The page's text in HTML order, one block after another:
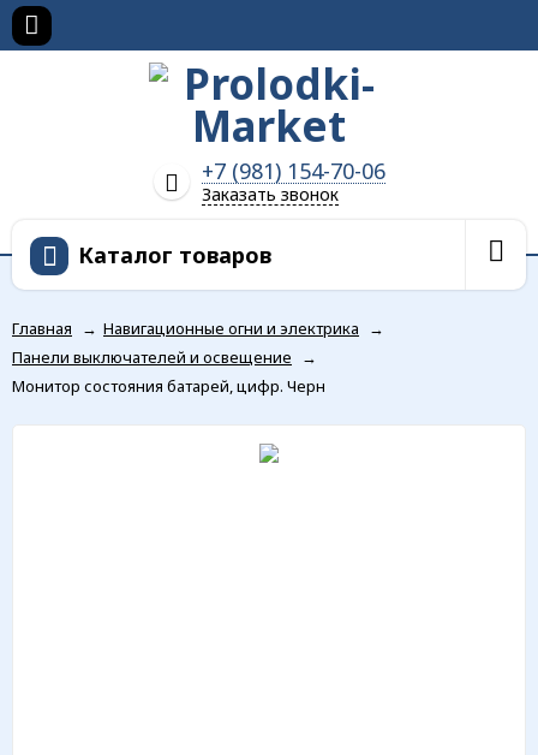
+7 (981) 154-70-06
Заказать звонок
Каталог товаров
Главная → Навигационные огни и электрика
→
Панели выключателей и освещение
→
Монитор состояния батарей, цифр. Черн